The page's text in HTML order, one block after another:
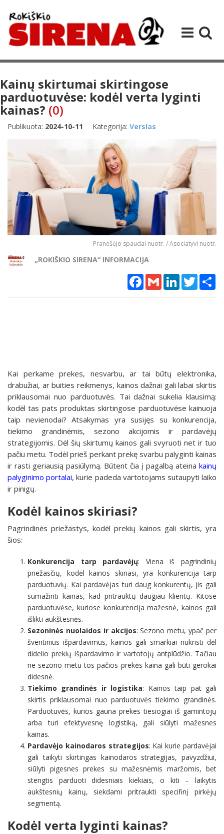
Kainų skirtumai skirtingose
parduotuvėse: kodėl verta lyginti
kainas? (0)
Publikuota: 2024-10-11 Kategorija: Verslas
Pranešėjo spaudai nuotr. / Asociatyvi nuotr.
„ROKIŠKIO SIRENA“ INFORMACIJA
Facebook
Gmail LinkedInTwitter
Kai perkame prekes, nesvarbu, ar tai būtų elektronika,
drabužiai, ar buities reikmenys, kainos dažnai gali labai skirtis
priklausomai nuo parduotuvės. Tai dažnai sukelia klausimą:
kodėl tas pats produktas skirtingose parduotuvėse kainuoja
taip nevienodai? Atsakymas yra susijęs su konkurencija,
tiekimo grandinėmis, sezono akcijomis ir pardavėjų
strategijomis. Dėl šių skirtumų kainos gali svyruoti net ir tuo
pačiu metu. Todėl prieš perkant prekę svarbu palyginti kainas
ir rasti geriausią pasiūlymą. Būtent čia į pagalbą ateina kainų
palyginimo portalai, kurie padeda vartotojams sutaupyti laiko
ir pinigų.
Kodėl kainos skiriasi?
Pagrindinės priežastys, kodėl prekių kainos gali skirtis, yra
šios:
Konkurencija tarp pardavėjų: Viena iš pagrindinių
priežasčių, kodėl kainos skiriasi, yra konkurencija tarp
parduotuvių. Kai pardavėjas turi daug konkurentų, jis gali
sumažinti kainas, kad pritrauktų daugiau klientų. Kitose
parduotuvėse, kuriose konkurencija mažesnė, kainos gali
išlikti aukštesnės.
Sezoninės nuolaidos ir akcijos: Sezono metu, ypač per
šventinius išpardavimus, kainos gali smarkiai nukristi dėl
didelio prekių išpardavimo ir vartotojų antplūdžio. Tačiau
ne sezono metu tos pačios prekės kaina gali būti gerokai
didesnė.
Tiekimo grandinės ir logistika: Kainos taip pat gali
skirtis priklausomai nuo parduotuvės tiekimo grandinės.
Parduotuvės, kurios gauna prekes tiesiogiai iš gamintojų
arba turi efektyvesnę logistiką, gali siūlyti mažesnes
kainas.
Pardavėjo kainodaros strategijos: Kai kurie pardavėjai
gali taikyti skirtingas kainodaros strategijas, pavyzdžiui,
siūlyti pigesnes prekes su mažesnėmis maržomis, bet
stengtis parduoti didesniais kiekiais, o kiti – laikytis
aukštesnių kainų, siekdami pritraukti specifinį pirkėjų
segmentą.
Kodėl verta lyginti kainas?